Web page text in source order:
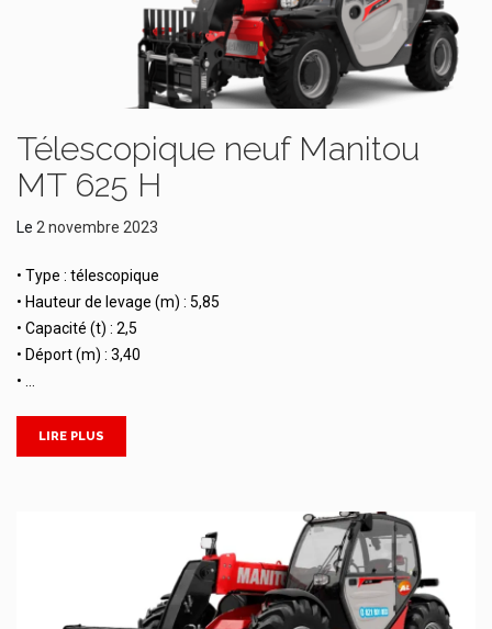
Télescopique neuf Manitou
MT 625 H
Le 2 novembre 2023
• Type : télescopique
• Hauteur de levage (m) : 5,85
• Capacité (t) : 2,5
• Déport (m) : 3,40
• …
LIRE PLUS